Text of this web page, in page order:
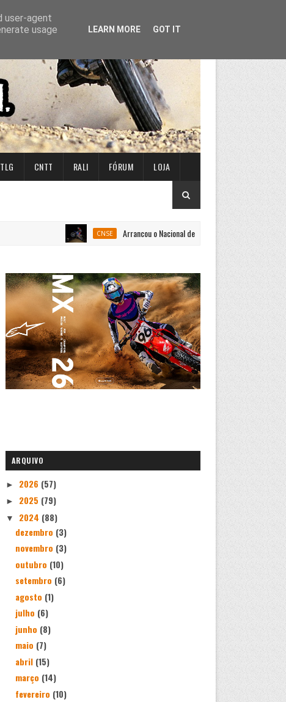
TLG CNTT RALI FÓRUM LOJA
CNSE Arrancou o Nacional de Super Enduro em Penafiel
ARQUIVO
► 2026 (57)
► 2025 (79)
▼ 2024 (88)
dezembro (3)
novembro (3)
outubro (10)
setembro (6)
agosto (1)
julho (6)
junho (8)
maio (7)
abril (15)
março (14)
fevereiro (10)
user-agent
usage
LEARN MORE GOT IT